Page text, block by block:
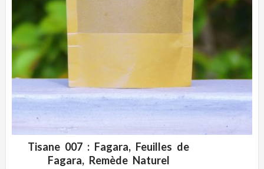
ADD WISHLIST
Tisane 007 : Fagara, Feuilles de
Fagara, Remède Naturel